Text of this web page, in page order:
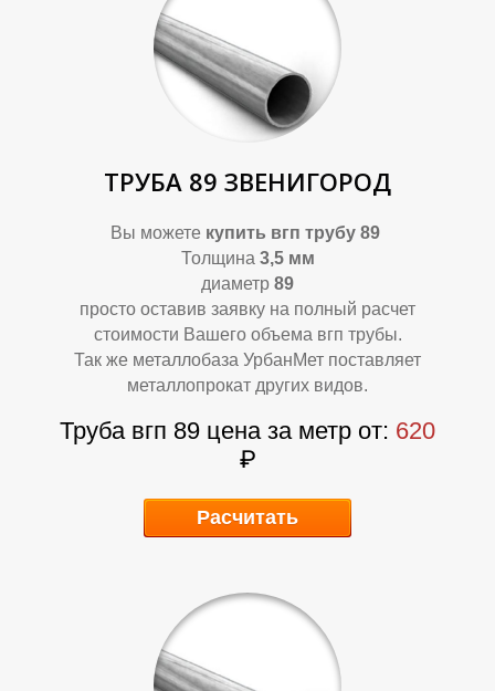
Т
ТРУБА 89 ЗВЕНИГОРОД
Вы можете купить вгп трубу 89
Толщина 3,5 мм
диаметр 89
просто оставив заявку на полный расчет
стоимости Вашего объема вгп трубы.
Так же металлобаза УрбанМет поставляет
металлопрокат других видов.
Труба вгп 89 цена за метр от: 620
₽
Расчитать
Т